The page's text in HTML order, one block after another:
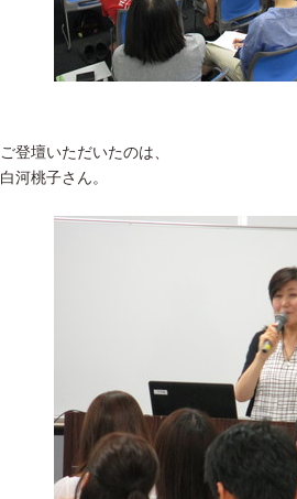
ご登壇いただいたのは、
白河桃子さん。